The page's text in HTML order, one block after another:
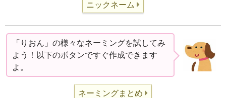
ニックネーム
「りおん」の様々なネーミングを試してみ
よう！以下のボタンですぐ作成できます
よ。
ネーミングまとめ